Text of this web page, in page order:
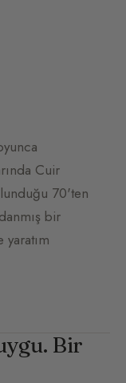
Cuir
70'ten
bir
Bir